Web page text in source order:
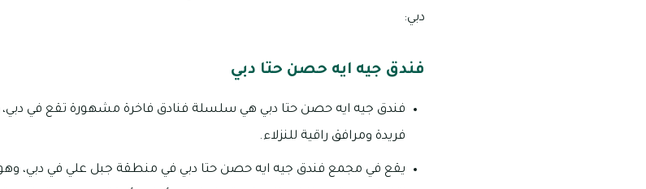
دبي:
فندق جيه ايه حصن حتا دبي
فندق جيه ايه حصن حتا دبي هي سلسلة فنادق فاخرة مشهورة تقع في دبي،
فريدة ومرافق راقية للنزلاء.
يقع في مجمع فندق جيه ايه حصن حتا دبي في منطقة جبل علي في دبي،